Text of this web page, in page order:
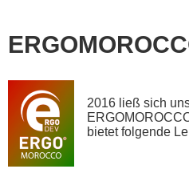
2016 ließ sich
bietet folgende